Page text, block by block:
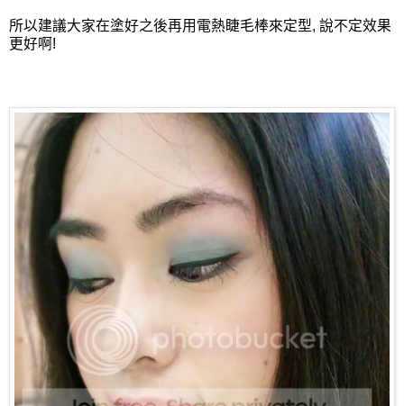
所以建議大家在塗好之後再用電熱睫毛棒來定型, 說不定效果
更好啊!